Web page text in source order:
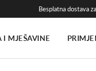
Besplatna dostava
I MJEŠAVINE